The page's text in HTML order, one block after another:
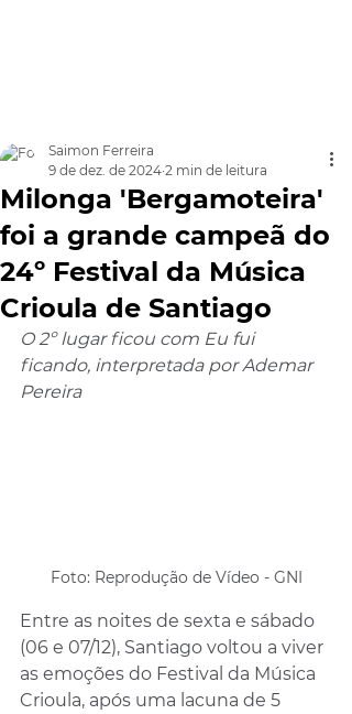
Milonga 'Bergamoteira'
foi a grande campeã do
24º Festival da Música
Crioula de Santiago
Saimon Ferreira
9 de dez. de 2024 2 min de leitura
O 2º lugar ficou com Eu fui
ficando, interpretada por Ademar
Pereira
Foto: Reprodução de Vídeo - GNI
Entre as noites de sexta e sábado
(06 e 07/12), Santiago voltou a viver
as emoções do Festival da Música
Crioula, após uma lacuna de 5